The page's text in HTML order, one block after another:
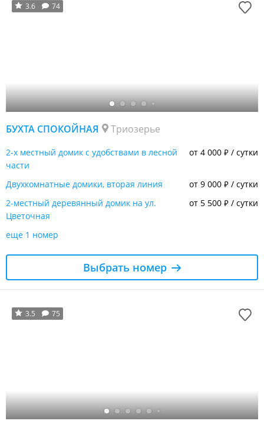
3.6 74
БУХТА СПОКОЙНАЯ Триозерье
2-х местный домик с удобствами в лесной
части
от 4 000 ₽ / сутки
Двухкомнатные домики, вторая линия от 9 000 ₽ / сутки
2-местный деревянный домик на ул.
Цветочная
от 5 500 ₽ / сутки
еще 1 номер
Выбрать номер
3.5 75